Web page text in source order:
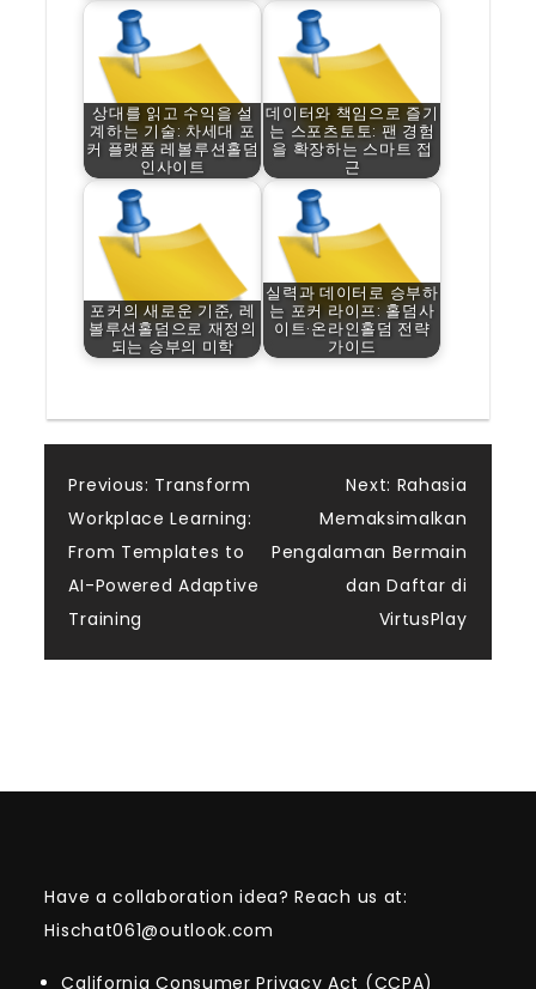
상대를 읽고 수익을 설
계하는 기술: 차세대 포
커 플랫폼 레볼루션홀덤
인사이트
데이터와 책임으로 즐기
는 스포츠토토: 팬 경험
을 확장하는 스마트 접
근
포커의 새로운 기준, 레
볼루션홀덤으로 재정의
되는 승부의 미학
실력과 데이터로 승부하
는 포커 라이프: 홀덤사
이트·온라인홀덤 전략
가이드
Post
navigation
Previous: Transform
Workplace Learning:
From Templates to
AI-Powered Adaptive
Training
Next: Rahasia
Memaksimalkan
Pengalaman Bermain
dan Daftar di
VirtusPlay
Have a collaboration idea? Reach us at:
Hischat061@outlook.com
California Consumer Privacy Act (CCPA)